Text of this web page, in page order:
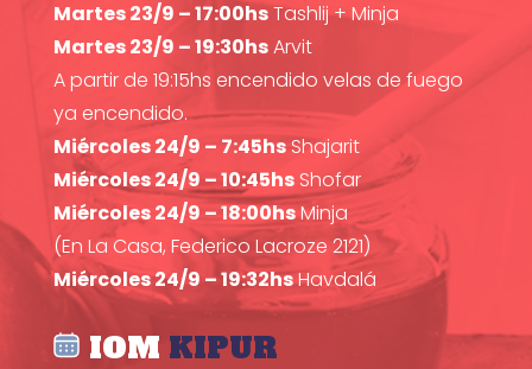
Martes 23/9 – 17:00hsTashlij + Minja
Martes 23/9 – 19:30hsArvit
A partir de 19:15hs encendido velas de fuego
ya encendido.
Miércoles 24/9 – 7:45hsShajarit
Miércoles 24/9 – 10:45hsShofar
Miércoles 24/9 – 18:00hsMinja
(En La Casa, Federico Lacroze 2121)
Miércoles 24/9 – 19:32hsHavdalá
IOM KIPUR